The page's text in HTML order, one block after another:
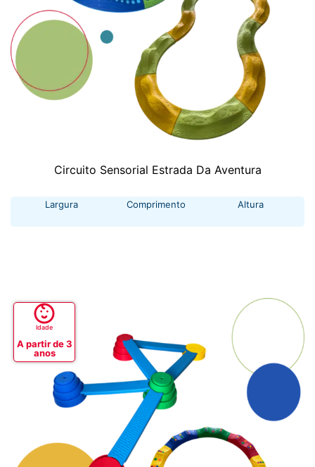
Circuito Sensorial Estrada Da Aventura
Largura Comprimento Altura
Idade
A partir de 3
anos